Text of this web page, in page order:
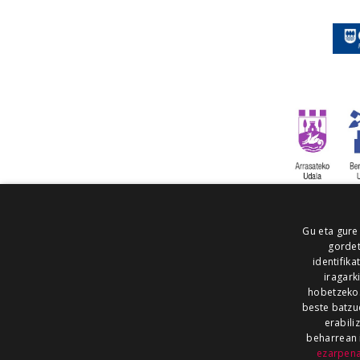
Gu eta
hobetzeko.
beste